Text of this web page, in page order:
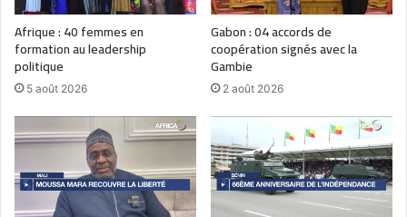
Afrique : 40 femmes en
formation au leadership
politique
5 août 2026
Gabon : 04 accords de
coopération signés avec la
Gambie
2 août 2026